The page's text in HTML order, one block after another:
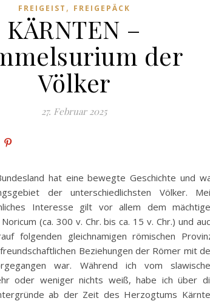
FREIGEIST , FREIGEPÄCK
KÄRNTEN –
der
Völker
27. Februar 2025
hat eine bewegte Geschichte und
der unterschiedlichsten Völker.
Interesse gilt vor allem dem
(ca. 300 v. Chr. bis ca. 15 v. Chr.) und
folgenden gleichnamigen römischen
Beziehungen der Römer mit
war. Während ich vom
oder weniger nichts weiß, habe ich über
ab der Zeit des Herzogtums